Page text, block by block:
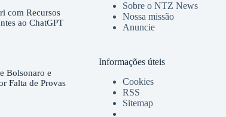
com Recursos
ao ChatGPT
Bolsonaro e
Falta de Provas
Sobre o NTZ News
Nossa missão
Anuncie
Informações úteis
Cookies
RSS
Sitemap